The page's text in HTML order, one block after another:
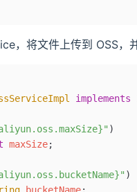
，将文件上传到 OSS，
implements
)
maxSize;
)